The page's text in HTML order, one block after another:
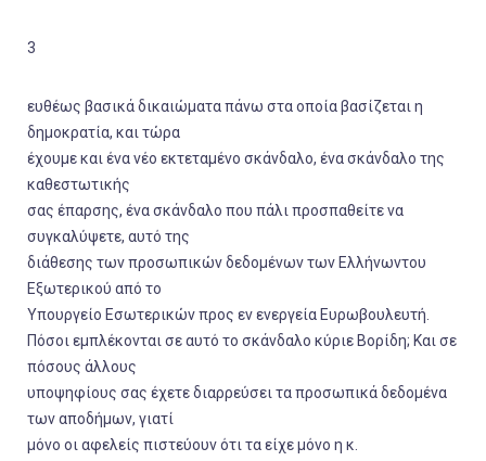
3
ευθέως βασικά δικαιώματα πάνω στα οποία βασίζεται η
δημοκρατία, και τώρα
έχουμε και ένα νέο εκτεταμένο σκάνδαλο, ένα σκάνδαλο της
καθεστωτικής
σας έπαρσης, ένα σκάνδαλο που πάλι προσπαθείτε να
συγκαλύψετε, αυτό της
διάθεσης των προσωπικών δεδομένων των Ελλήνωντου
Εξωτερικού από το
Υπουργείο Εσωτερικών προς εν ενεργεία Ευρωβουλευτή.
Πόσοι εμπλέκονται σε αυτό το σκάνδαλο κύριε Βορίδη; Και σε
πόσους άλλους
υποψηφίους σας έχετε διαρρεύσει τα προσωπικά δεδομένα
των αποδήμων, γιατί
μόνο οι αφελείς πιστεύουν ότι τα είχε μόνο η κ.